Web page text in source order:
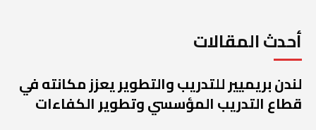
أحدث المقالات
لندن بريميير للتدريب والتطوير يعزز مكانته في
قطاع التدريب المؤسسي وتطوير الكفاءات